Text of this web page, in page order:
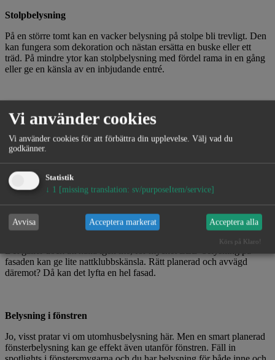
Stolpbelysning
På en större tomt kan en vacker belysning på stolpe bli trevligt. Den
kan fungera som dekoration och nästan ersätta en buske eller ett
träd. På mindre ytor kan stolpbelysning med fördel rama in en gång
eller ge en känsla av en inbjudande entré.
Downlights
Downlights under entrétak eller altantak ger ljus utan att man ser
själva ljuskällan.
LED-lister
LED-tekniken har tagit utomhusbelysning till nya nivåer. Med rätt
planering kan du bygga in LED-lister i murar, altaner eller under
takfoten för en mjuk och lyxig känsla.
fasaden kan ge lite nattklubbskänsla. Rätt planerad och avvägd
däremot? Då kan det lyfta en hel fasad.
Belysning i fönstren
Jo, visst pratar vi om utomhusbelysning här. Men en smart planerad
fönsterbelysning kan ge effekt även utanför fönstren. Fäll in
Vi använder cookies
Vi använder cookies för att förbättra din upplevelse. Välj vad du
godkänner.
Statistik
↓ 1 [missing translation: sv/purposeItem/service]
Avvisa Acceptera markerat Acceptera alla
Körs på Klaro!